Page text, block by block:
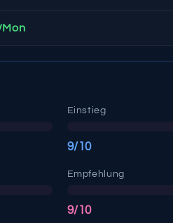
Einstieg
9/10
Empfehlung
9/10